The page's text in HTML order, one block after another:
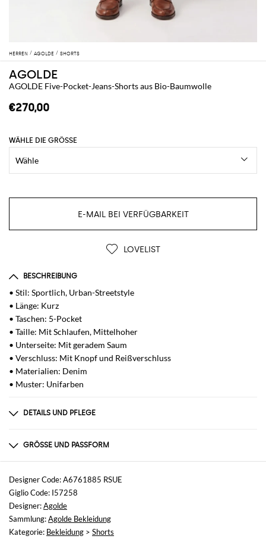
HERREN AGOLDE SHORTS
AGOLDE
AGOLDE Five-Pocket-Jeans-Shorts aus Bio-Baumwolle
€270,00
WÄHLE DIE GRÖSSE
E-MAIL BEI VERFÜGBARKEIT
LOVELIST
BESCHREIBUNG
• Stil: Sportlich, Urban-Streetstyle
• Länge: Kurz
• Taschen: 5-Pocket
• Taille: Mit Schlaufen, Mittelhoher
• Unterseite: Mit geradem Saum
• Verschluss: Mit Knopf und Reißverschluss
• Materialien: Denim
• Muster: Unifarben
DETAILS UND PFLEGE
67% Organic Cotton 22% Recycled Lyocell 11% R
GRÖSSE UND PASSFORM
Größen
nicht verfügbar
Größe und Passform
Normale Passform
Designer Code: A6761885 RSUE
Giglio Code: I57258
Designer:Agolde
Sammlung:Agolde Bekleidung
Kategorie: Bekleidung > Shorts